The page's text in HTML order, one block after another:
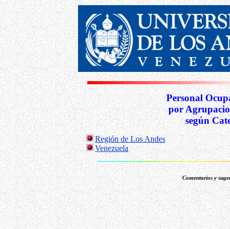
Personal
por
según
Región de Los Andes
Venezuela
Comentarios y